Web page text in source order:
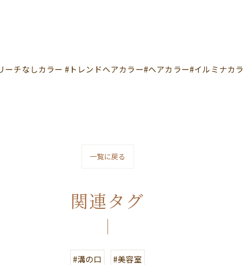
チなしカラー #トレンドヘアカラー#ヘアカラー#イルミナカ
一覧に戻る
関連タグ
#溝の口 #美容室